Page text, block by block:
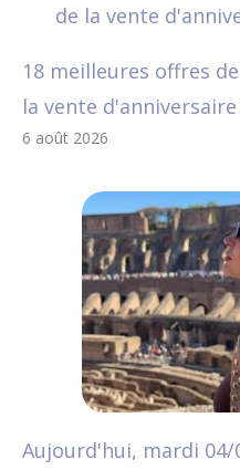
18 meilleures offres
la vente
6 août 2026
Aujourd'hui, mardi 04/